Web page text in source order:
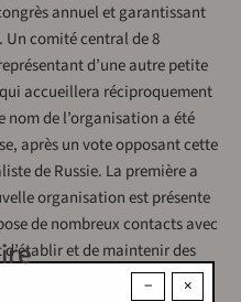
annuel et garantissant
comité central de 8
d’une autre petite
accueillera réciproquement
nom de l’organisation a été
après un vote opposant cette
de Russie. La première a
organisation est présente
de nombreux contacts avec
et de maintenir des
×
−